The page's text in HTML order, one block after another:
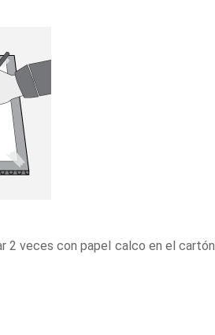
2 veces con papel calco en el cartón